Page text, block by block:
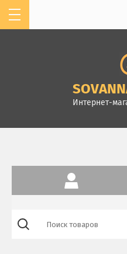
Интернет-
г. Санкт-Петербург,
Комендантский пр.4, ТК